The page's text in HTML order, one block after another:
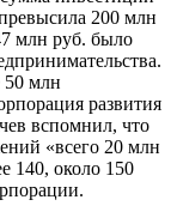
200 млн
млн руб. было
млн
развития
вспомнил, что
«всего 20 млн
140, около 150